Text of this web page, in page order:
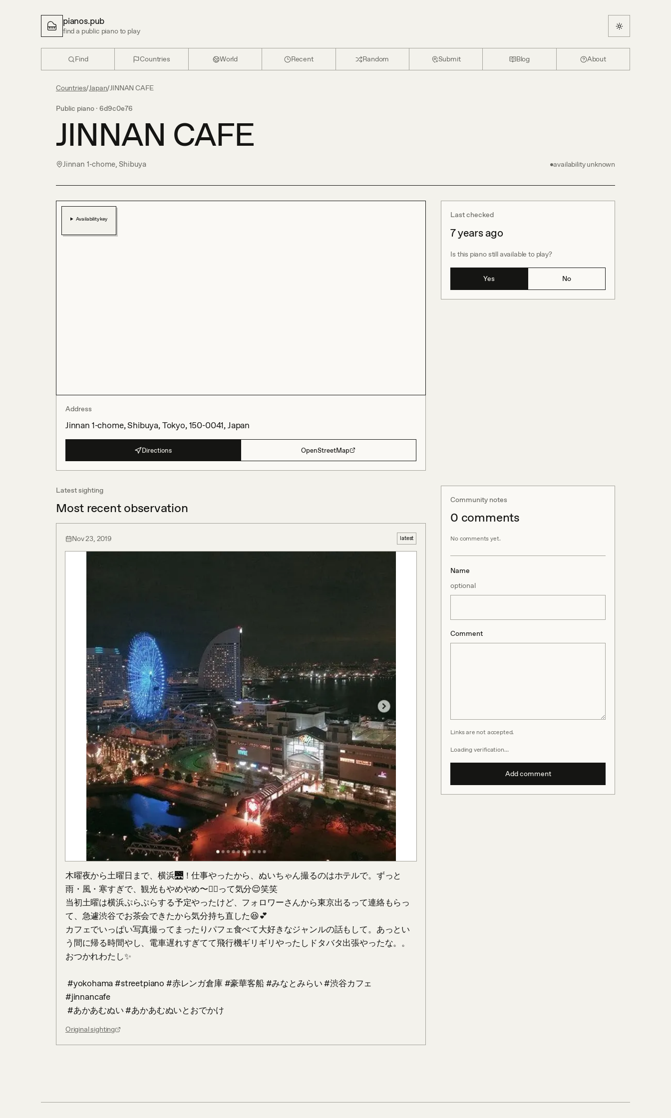
pianos.pub
find a public piano to play
Find Countries World Recent Random Submit Blog About
Countries/Japan/JINNAN CAFE
Public piano · 6d9c0e76
JINNAN CAFE
Jinnan 1-chome, Shibuya availability unknown
Last checked
7 years ago
Is this piano still available to play?
Yes No
Availability key
Address
Jinnan 1-chome, Shibuya, Tokyo, 150-0041, Japan
Directions OpenStreetMap
Latest sighting
Most recent observation
Nov 23, 2019 latest
木曜夜から土曜日まで、横浜🌉！仕事やったから、ぬいちゃん撮るのはホテルで。ずっと
雨・風・寒すぎで、観光もやめやめ〜🙅‍♀️って気分😌笑笑
当初土曜は横浜ぷらぷらする予定やったけど、フォロワーさんから東京出るって連絡もらっ
て、急遽渋谷でお茶会できたから気分持ち直した😆💕
カフェでいっぱい写真撮ってまったりパフェ食べて大好きなジャンルの話もして。あっとい
う間に帰る時間やし、電車遅れすぎてて飛行機ギリギリやったしドタバタ出張やったな。。
おつかれわたし✨
#jinnancafe
#あかあむぬい #あかあむぬいとおでかけ
Original sighting
Community notes
0 comments
No comments yet.
Name
optional
Comment
Links are not accepted.
Loading verification…
Add comment